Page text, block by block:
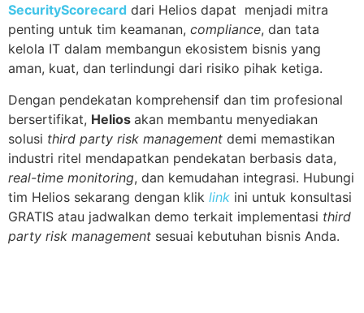
SecurityScorecard dari Helios dapat menjadi mitra
penting untuk tim keamanan, compliance, dan tata
kelola IT dalam membangun ekosistem bisnis yang
aman, kuat, dan terlindungi dari risiko pihak ketiga.
Dengan pendekatan komprehensif dan tim profesional
bersertifikat, Helios akan membantu menyediakan
solusi third party risk management demi memastikan
industri ritel mendapatkan pendekatan berbasis data,
real-time monitoring, dan kemudahan integrasi. Hubungi
tim Helios sekarang dengan klik link ini untuk konsultasi
GRATIS atau jadwalkan demo terkait implementasi third
party risk management sesuai kebutuhan bisnis Anda.